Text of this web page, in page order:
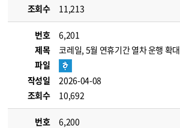
조회수
11,213
번호
6,201
제목
코레일, 5월 연휴기간 열차 운행 확대
파일
작성일
2026-04-08
조회수
10,692
번호
6,200